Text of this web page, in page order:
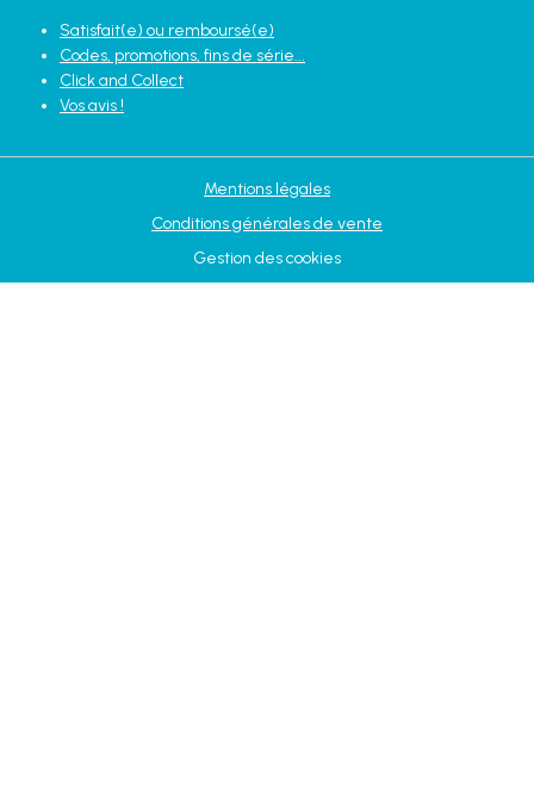
Satisfait(e) ou remboursé(e)
Codes, promotions, fins de série...
Click and Collect
Vos avis !
Mentions légales
Conditions générales de vente
Gestion des cookies